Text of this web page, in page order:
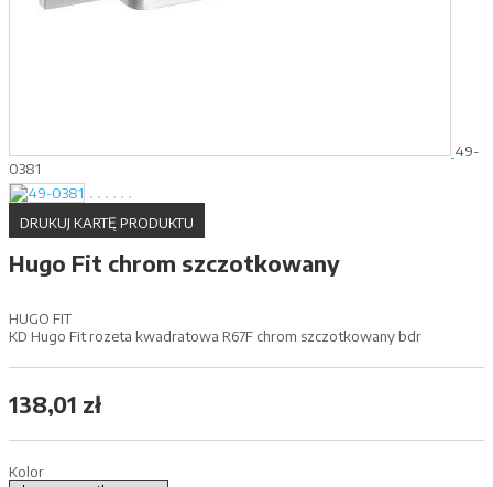
49-
0381
DRUKUJ KARTĘ PRODUKTU
Hugo Fit chrom szczotkowany
HUGO FIT
KD Hugo Fit rozeta kwadratowa R67F chrom szczotkowany bdr
138,01 zł
Kolor